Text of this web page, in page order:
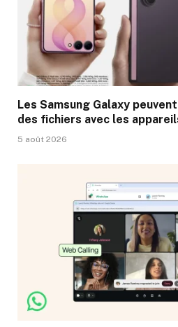
Les Samsung Galaxy
des fichiers avec les
5 août 2026